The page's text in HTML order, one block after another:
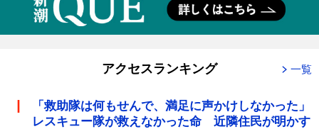
アクセスランキング 一覧
「救助隊は何もせんで、満足に声かけしなかった」
レスキュー隊が救えなかった命 近隣住民が明かす